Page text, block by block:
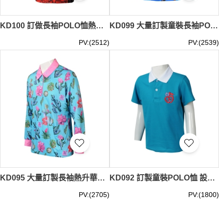
KD100 訂做長袖POLO恤熱昇華童裝 設計印花LOGO童裝POLO恤 童裝製衣廠 澳洲馬術學校
PV:(2512)
KD099 大量訂製童裝長袖POLO恤 個人設計熱昇華印花POLO恤藍色童裝 童裝POLO恤專門店 澳洲馬術學校
PV:(2539)
KD095 大量訂製長袖熱升華Polo恤 設計整件印花童裝熱升華 撞色反領 童裝熱升華供製衣廠 澳洲馬術學校
PV:(2705)
KD092 訂製童裝POLO恤 設計撞色領POLO恤 POLO恤專門店 藍色
PV:(1800)